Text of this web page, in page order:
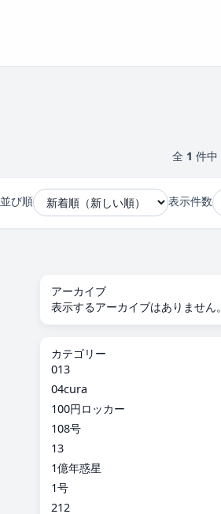
全 1 件中
並び順 表示件数
アーカイブ
表示するアーカイブはありません。
カテゴリー
013
04cura
100円ロッカー
108号
13
1億年惑星
1号
212